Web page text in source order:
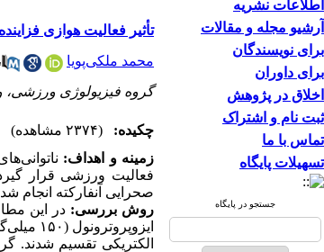
اطلاعات نشریه
آرشیو مجله و مقالات
برای نویسندگان
برای داوران
اخلاق در پژوهش
ثبت نام و اشتراک
تماس با ما
تسهیلات پایگاه
جستجو در پایگاه
تأثیر فعالیت هوازی
محمد ملکی‌پویا
گروه فیزیولوژی ورزشی،
چکیده:
(۲۳۷۴ مشاهده)
زمینه و اهداف:
صحرایی آنفارکته انجام شد‎‏.‏
روش بررسی: